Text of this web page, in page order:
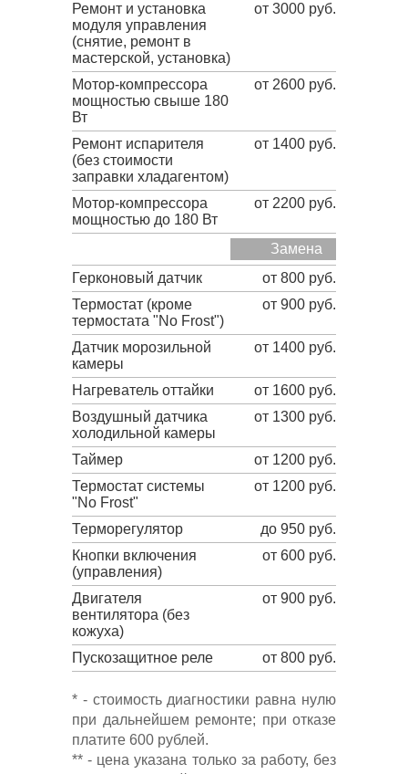
Ремонт и установка
модуля управления
(снятие, ремонт в
мастерской, установка)
от 3000 руб.
Мотор-компрессора
мощностью свыше 180
Вт
от 2600 руб.
Ремонт испарителя
(без стоимости
заправки хладагентом)
от 1400 руб.
Мотор-компрессора
мощностью до 180 Вт
от 2200 руб.
Замена
Герконовый датчик
от 800 руб.
Термостат (кроме
термостата "No Frost")
от 900 руб.
Датчик морозильной
камеры
от 1400 руб.
Нагреватель оттайки
от 1600 руб.
Воздушный датчика
холодильной камеры
от 1300 руб.
Таймер
от 1200 руб.
Термостат системы
"No Frost"
от 1200 руб.
Терморегулятор
до 950 руб.
Кнопки включения
(управления)
от 600 руб.
Двигателя
вентилятора (без
кожуха)
от 900 руб.
Пускозащитное реле от 800 руб.
* - стоимость диагностики равна нулю
при дальнейшем ремонте; при отказе
платите 600 рублей.
** - цена указана только за работу, без